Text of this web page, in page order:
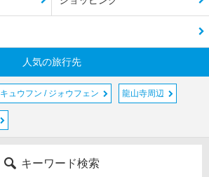
人気の旅行先
ュウフン / ジォウフェン 龍山寺周辺
キーワード検索